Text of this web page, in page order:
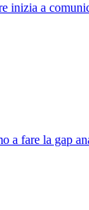
a
fare la gap